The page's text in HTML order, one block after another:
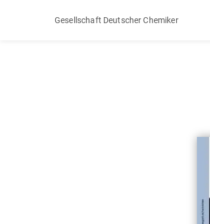
Gesellschaft Deutscher Chemiker